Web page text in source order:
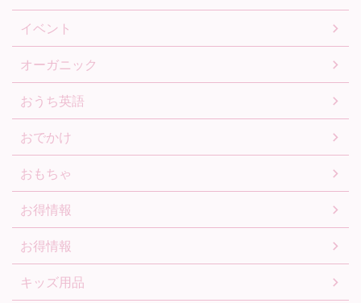
イベント
オーガニック
おうち英語
おでかけ
おもちゃ
お得情報
お得情報
キッズ用品